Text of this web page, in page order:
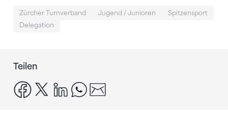
Zürcher Turnverband Jugend / Junioren
Spitzensport
Delegation
Teilen
facebook
x linkedinwhatsapp